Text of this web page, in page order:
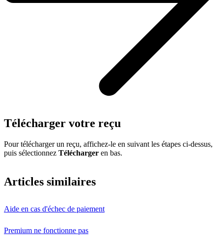
Télécharger votre reçu
Pour télécharger un reçu, affichez-le en suivant les étapes ci-dessus,
puis sélectionnez Télécharger en bas.
Articles similaires
Aide en cas d'échec de paiement
Premium ne fonctionne pas